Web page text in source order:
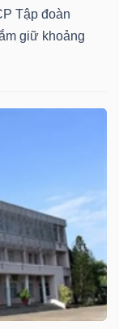
Tập đoàn
giữ khoảng